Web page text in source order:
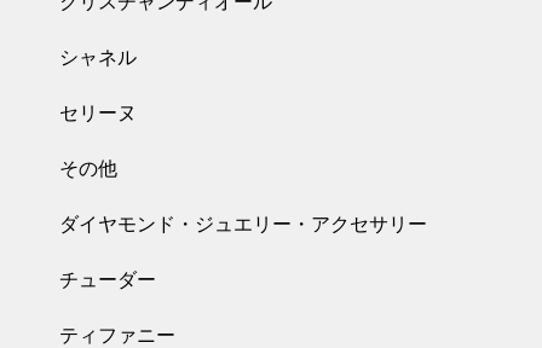
シャネル
セリーヌ
その他
ダイヤモンド・ジュエリー・アクセサリー
チューダー
ティファニー